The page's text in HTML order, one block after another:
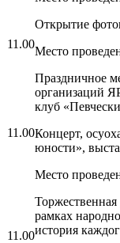
11.00
Открытие
Место
11.00
Праздничное
организаций
клуб
Концерт,
юности»,
Место
11.00
рамках
история